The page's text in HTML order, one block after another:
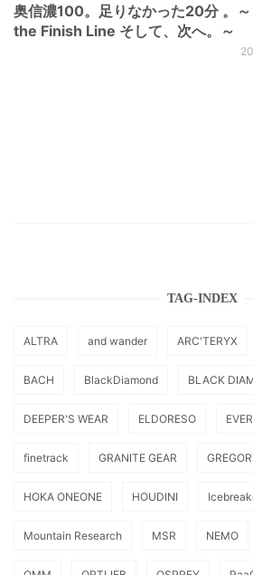
奥信濃100。足りなかった20分 。
the Finish Line そして、次へ。～
TAG-INDEX
ALTRA and wander ARC'TERYX
BACH BlackDiamond BLACK
DEEPER'S WEAR ELDORESO
finetrack GRANITE GEAR
HOKA ONEONE HOUDINI
Mountain Research MSR NEMO